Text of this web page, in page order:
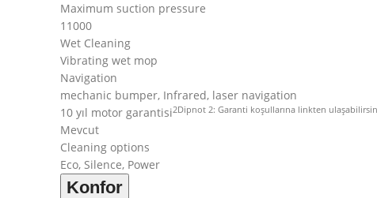
Maximum suction pressure
11000
Wet Cleaning
Vibrating wet mop
Navigation
mechanic bumper, Infrared, laser navigation
10 yıl motor garantisi2Dipnot 2: Garanti koşullarına linkten
Mevcut
Cleaning options
Eco, Silence, Power
Konfor